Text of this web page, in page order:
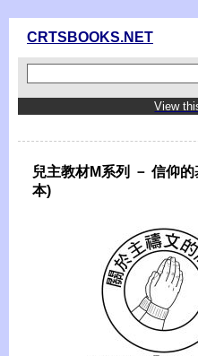
CRTSBOOKS.NET
View
兒主教材M系列 － 信仰
本)